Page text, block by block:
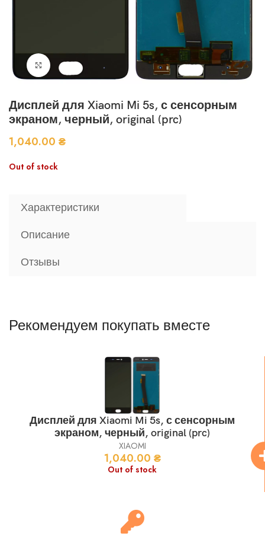
Нажмите, чтобы увеличить
Дисплей для Xiaomi Mi 5s, с сенсорным
экраном, черный, original (prc)
1,040.00 ₴
Out of stock
Характеристики
Описание
Отзывы
Рекомендуем покупать вместе
Дисплей для Xiaomi Mi 5s, с сенсорным
экраном, черный, original (prc)
XIAOMI
1,040.00 ₴
Out of stock